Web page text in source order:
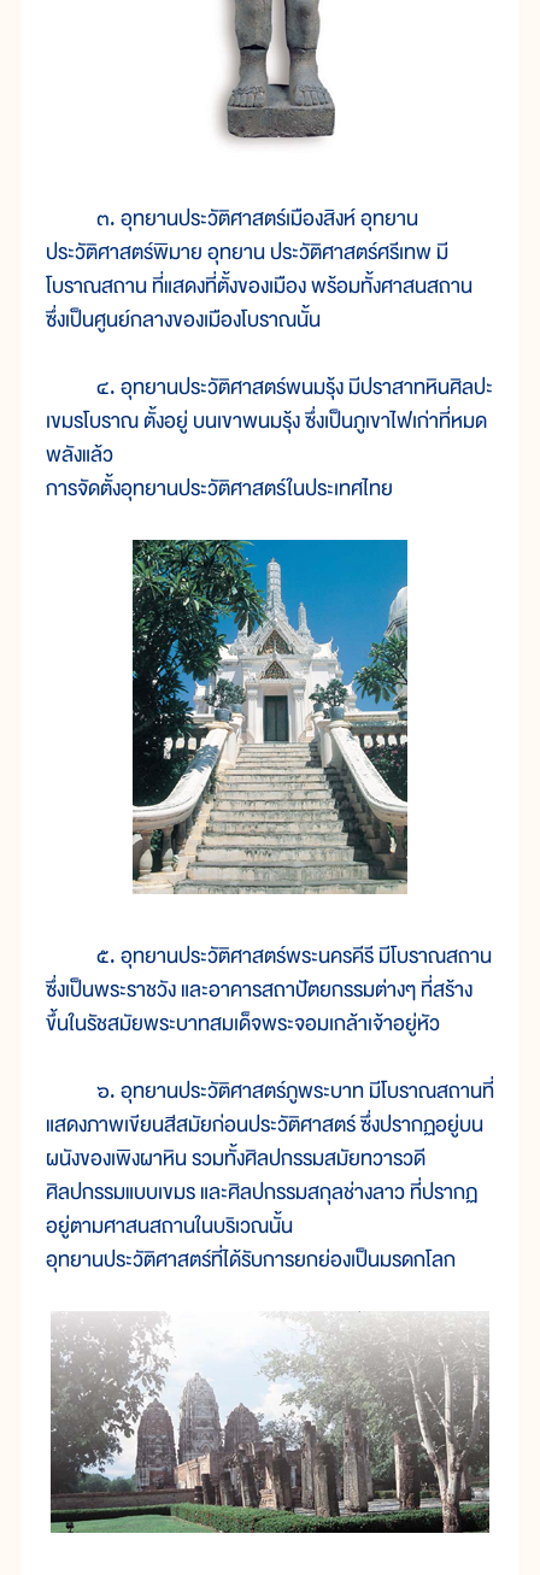
๓. อุทยานประวัติศาสตร์เมืองสิงห์ อุทยาน
ประวัติศาสตร์พิมาย อุทยาน ประวัติศาสตร์ศรีเทพ มี
โบราณสถาน ที่แสดงที่ตั้งของเมือง พร้อมทั้งศาสนสถาน
ซึ่งเป็นศูนย์กลางของเมืองโบราณนั้น
๔. อุทยานประวัติศาสตร์พนมรุ้ง มีปราสาทหินศิลปะ
เขมรโบราณ ตั้งอยู่ บนเขาพนมรุ้ง ซึ่งเป็นภูเขาไฟเก่าที่หมด
พลังแล้ว
การจัดตั้งอุทยานประวัติศาสตร์ในประเทศไทย
๕. อุทยานประวัติศาสตร์พระนครคีรี มีโบราณสถาน
ซึ่งเป็นพระราชวัง และอาคารสถาปัตยกรรมต่างๆ ที่สร้าง
ขึ้นในรัชสมัยพระบาทสมเด็จพระจอมเกล้าเจ้าอยู่หัว
๖. อุทยานประวัติศาสตร์ภูพระบาท มีโบราณสถานที่
แสดงภาพเขียนสีสมัยก่อนประวัติศาสตร์ ซึ่งปรากฏอยู่บน
ผนังของเพิงผาหิน รวมทั้งศิลปกรรมสมัยทวารวดี
ศิลปกรรมแบบเขมร และศิลปกรรมสกุลช่างลาว ที่ปรากฏ
อยู่ตามศาสนสถานในบริเวณนั้น
อุทยานประวัติศาสตร์ที่ได้รับการยกย่องเป็นมรดกโลก